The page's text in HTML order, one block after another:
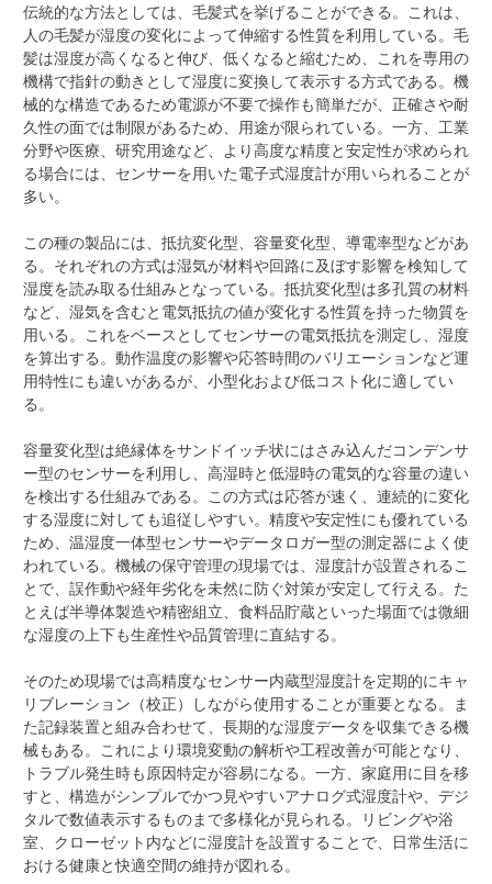
伝統的な方法としては、毛髪式を挙げることができる。これは、
人の毛髪が湿度の変化によって伸縮する性質を利用している。毛
髪は湿度が高くなると伸び、低くなると縮むため、これを専用の
機構で指針の動きとして湿度に変換して表示する方式である。機
械的な構造であるため電源が不要で操作も簡単だが、正確さや耐
久性の面では制限があるため、用途が限られている。一方、工業
分野や医療、研究用途など、より高度な精度と安定性が求められ
る場合には、センサーを用いた電子式湿度計が用いられることが
多い。
この種の製品には、抵抗変化型、容量変化型、導電率型などがあ
る。それぞれの方式は湿気が材料や回路に及ぼす影響を検知して
湿度を読み取る仕組みとなっている。抵抗変化型は多孔質の材料
など、湿気を含むと電気抵抗の値が変化する性質を持った物質を
用いる。これをベースとしてセンサーの電気抵抗を測定し、湿度
を算出する。動作温度の影響や応答時間のバリエーションなど運
用特性にも違いがあるが、小型化および低コスト化に適してい
る。
容量変化型は絶縁体をサンドイッチ状にはさみ込んだコンデンサ
ー型のセンサーを利用し、高湿時と低湿時の電気的な容量の違い
を検出する仕組みである。この方式は応答が速く、連続的に変化
する湿度に対しても追従しやすい。精度や安定性にも優れている
ため、温湿度一体型センサーやデータロガー型の測定器によく使
われている。機械の保守管理の現場では、湿度計が設置されるこ
とで、誤作動や経年劣化を未然に防ぐ対策が安定して行える。た
とえば半導体製造や精密組立、食料品貯蔵といった場面では微細
な湿度の上下も生産性や品質管理に直結する。
そのため現場では高精度なセンサー内蔵型湿度計を定期的にキャ
リブレーション（校正）しながら使用することが重要となる。ま
た記録装置と組み合わせて、長期的な湿度データを収集できる機
械もある。これにより環境変動の解析や工程改善が可能となり、
トラブル発生時も原因特定が容易になる。一方、家庭用に目を移
すと、構造がシンプルでかつ見やすいアナログ式湿度計や、デジ
タルで数値表示するものまで多様化が見られる。リビングや浴
室、クローゼット内などに湿度計を設置することで、日常生活に
おける健康と快適空間の維持が図れる。